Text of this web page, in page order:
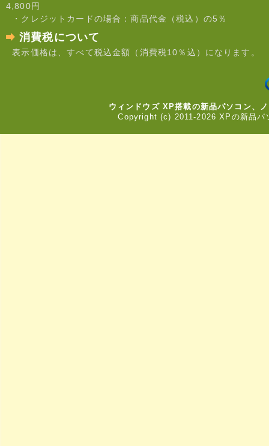
4,800円
・クレジットカードの場合：商品代金（税込）の5％
消費税について
表示価格は、すべて税込金額（消費税10％込）になります。
ウィンドウズ XP搭載の新品パソコン、
Copyright (c) 2011-2026 XPの新品